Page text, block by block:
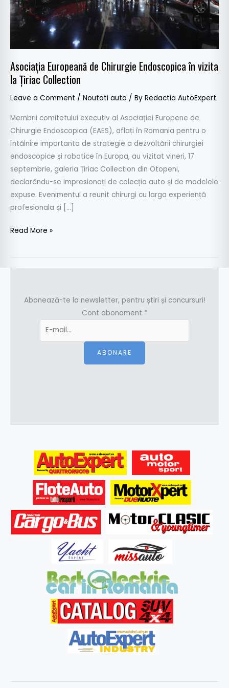
Asociația Europeană de Chirurgie Endoscopica în vizita
la Țiriac Collection
Leave a Comment / Noutati auto / By Redactia AutoExpert
Membrii comitetului executiv al Asociației Europene de
Chirurgie Endoscopica (EAES), aflați în Romania pentru o
întălnire importanta de strategie a dezvoltării chirurgiei
endoscopice și robotice în Europa, au vizitat vineri, 17
septembrie, galeria Țiriac Collection din Otopeni,
declarându-se impresionați de colecția auto și de modelele
expuse. Evenimentul a reunit chirurgi cu larga experiență
profesionala și […]
la
Țiriac
Collection
Read More »
Abonează-te la newsletter, pentru știri și concursuri!
Cont abonament *
ABONARE